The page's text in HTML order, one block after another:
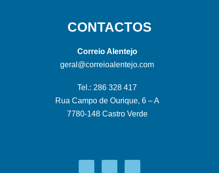
CONTACTOS
Correio Alentejo
geral@correioalentejo.com
Tel.: 286 328 417
Rua Campo de Ourique, 6 – A
7780-148 Castro Verde